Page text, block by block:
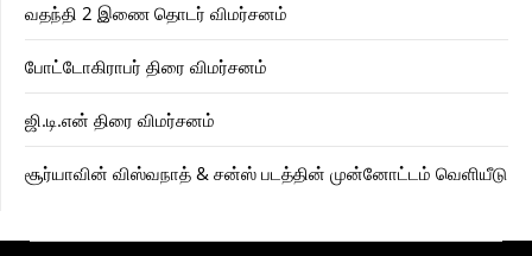
வதந்தி 2 இணை தொடர் விமர்சனம்
போட்டோகிராபர் திரை விமர்சனம்
ஜி.டி.என் திரை விமர்சனம்
சூர்யாவின் விஸ்வநாத் & சன்ஸ் படத்தின் முன்னோட்டம் வெளியீடு